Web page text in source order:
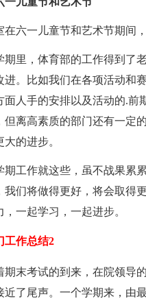
一儿童节和艺术节期间，
，体育部的工作得到了老
进。比如我们在各项活动和
面人手的安排以及活动的.前
但离高素质的部门还有一定
的进步。
作就这些，虽不战果累累
我们将做得更好，将会取得
，一起学习，一起进步。
工作总结2
考试的到来，在院领导的
近了尾声。一个学期来，由